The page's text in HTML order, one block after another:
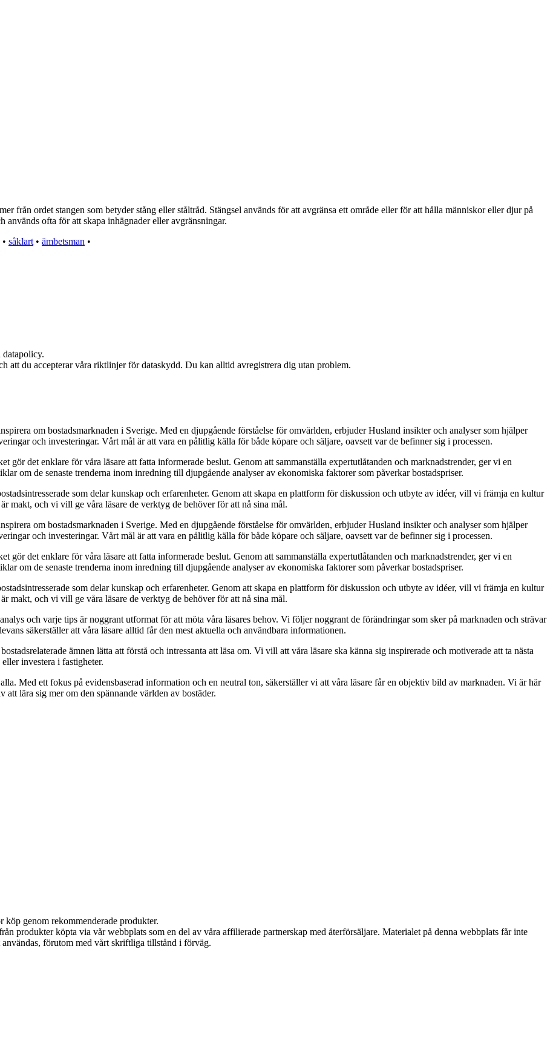
från ordet stangen som betyder stång eller ståltråd. Stängsel används för att avgränsa ett område eller för att hålla människor eller djur på
används ofta för att skapa inhägnader eller avgränsningar.
• såklart • ämbetsman •
datapolicy.
att du accepterar våra riktlinjer för dataskydd. Du kan alltid avregistrera dig utan problem.
om bostadsmarknaden i Sverige. Med en djupgående förståelse för omvärlden, erbjuder Husland insikter och analyser som hjälper
och investeringar. Vårt mål är att vara en pålitlig källa för både köpare och säljare, oavsett var de befinner sig i processen.
det enklare för våra läsare att fatta informerade beslut. Genom att sammanställa expertutlåtanden och marknadstrender, ger vi en
om de senaste trenderna inom inredning till djupgående analyser av ekonomiska faktorer som påverkar bostadspriser.
som delar kunskap och erfarenheter. Genom att skapa en plattform för diskussion och utbyte av idéer, vill vi främja en kultur
makt, och vi vill ge våra läsare de verktyg de behöver för att nå sina mål.
om bostadsmarknaden i Sverige. Med en djupgående förståelse för omvärlden, erbjuder Husland insikter och analyser som hjälper
och investeringar. Vårt mål är att vara en pålitlig källa för både köpare och säljare, oavsett var de befinner sig i processen.
det enklare för våra läsare att fatta informerade beslut. Genom att sammanställa expertutlåtanden och marknadstrender, ger vi en
om de senaste trenderna inom inredning till djupgående analyser av ekonomiska faktorer som påverkar bostadspriser.
som delar kunskap och erfarenheter. Genom att skapa en plattform för diskussion och utbyte av idéer, vill vi främja en kultur
makt, och vi vill ge våra läsare de verktyg de behöver för att nå sina mål.
och varje tips är noggrant utformat för att möta våra läsares behov. Vi följer noggrant de förändringar som sker på marknaden och strävar
säkerställer att våra läsare alltid får den mest aktuella och användbara informationen.
ämnen lätta att förstå och intressanta att läsa om. Vi vill att våra läsare ska känna sig inspirerade och motiverade att ta nästa
investera i fastigheter.
Med ett fokus på evidensbaserad information och en neutral ton, säkerställer vi att våra läsare får en objektiv bild av marknaden. Vi är här
lära sig mer om den spännande världen av bostäder.
genom rekommenderade produkter.
produkter köpta via vår webbplats som en del av våra affilierade partnerskap med återförsäljare. Materialet på denna webbplats får inte
användas, förutom med vårt skriftliga tillstånd i förväg.